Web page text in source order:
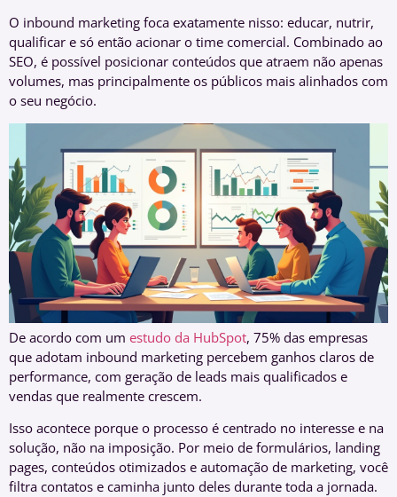
O inbound marketing foca exatamente nisso: educar, nutrir,
qualificar e só então acionar o time comercial. Combinado ao
SEO, é possível posicionar conteúdos que atraem não apenas
volumes, mas principalmente os públicos mais alinhados com
o seu negócio.
De acordo com um estudo da HubSpot, 75% das empresas
que adotam inbound marketing percebem ganhos claros de
performance, com geração de leads mais qualificados e
vendas que realmente crescem.
Isso acontece porque o processo é centrado no interesse e na
solução, não na imposição. Por meio de formulários, landing
pages, conteúdos otimizados e automação de marketing, você
filtra contatos e caminha junto deles durante toda a jornada.